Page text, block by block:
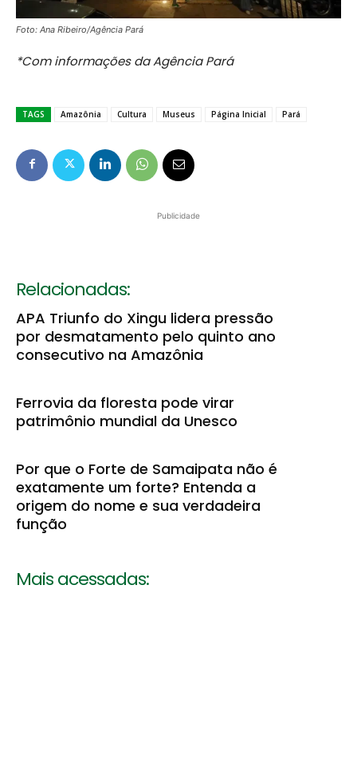
Foto: Ana Ribeiro/Agência Pará
*Com informações da Agência Pará
TAGS Amazônia Cultura Museus Página Inicial Pará
Publicidade
Relacionadas:
APA Triunfo do Xingu lidera pressão
por desmatamento pelo quinto ano
consecutivo na Amazônia
Ferrovia da floresta pode virar
patrimônio mundial da Unesco
Por que o Forte de Samaipata não é
exatamente um forte? Entenda a
origem do nome e sua verdadeira
função
Mais acessadas: